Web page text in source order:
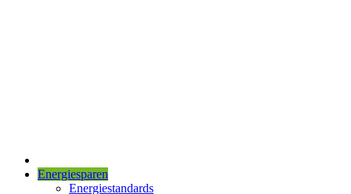
Energiesparen
Energiestandards